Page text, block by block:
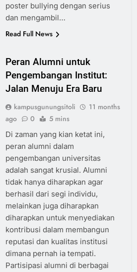
poster bullying dengan serius
dan mengambil…
Read Full News
Peran Alumni untuk
Pengembangan Institut:
Jalan Menuju Era Baru
kampusgunungsitoli
11 months
ago
0 5 mins
Di zaman yang kian ketat ini,
peran alumni dalam
pengembangan universitas
adalah sangat krusial. Alumni
tidak hanya diharapkan agar
berhasil dari segi individu,
melainkan juga diharapkan
diharapkan untuk menyediakan
kontribusi dalam membangun
reputasi dan kualitas institusi
dimana pernah ia tempati.
Partisipasi alumni di berbagai